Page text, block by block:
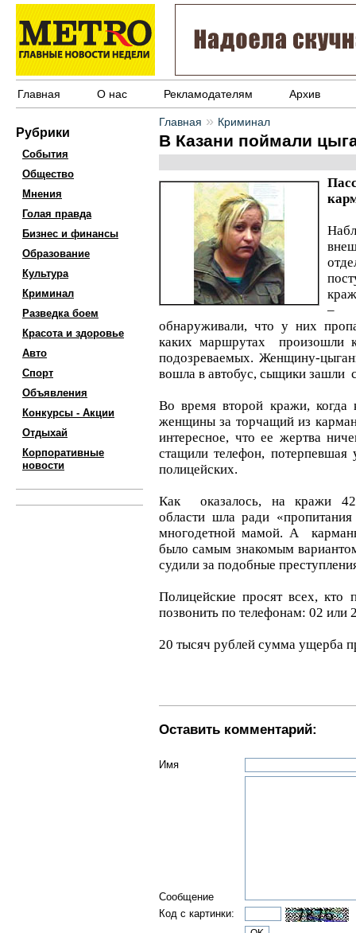
Главная О нас Рекламодателям Архив
Рубрики
События
Общество
Мнения
Голая правда
Бизнес и финансы
Образование
Культура
Криминал
Разведка боем
Красота и здоровье
Авто
Спорт
Объявления
Конкурсы - Акции
Отдыхай
Корпоративные
новости
Главная » Криминал
В Казани поймали
–
обнаруживали, что у них
каких маршрутах произошли
подозреваемых. Женщину-
вошла в автобус, сыщики зашли
Во время второй кражи, когда
женщины за торчащий из
интересное, что ее жертва
стащили телефон, потерпевшая
полицейских.
Как оказалось, на кражи 42-
области шла ради
многодетной мамой. А
было самым знакомым
судили за подобные
Полицейские просят всех, кто
позвонить по телефонам: 02 или
20 тысяч рублей сумма ущерба
Оставить комментарий:
Имя
Сообщение
Код с картинки: